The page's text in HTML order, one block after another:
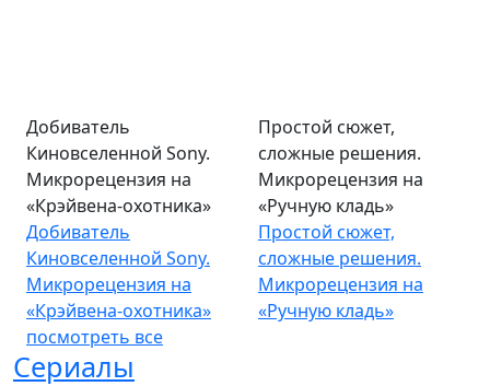
Добиватель
Киновселенной Sony.
Микрорецензия на
«Крэйвена-охотника»
Добиватель
Киновселенной Sony.
Микрорецензия на
«Крэйвена-охотника»
Простой сюжет,
сложные решения.
Микрорецензия на
«Ручную кладь»
Простой сюжет,
сложные решения.
Микрорецензия на
«Ручную кладь»
посмотреть все
Сериалы